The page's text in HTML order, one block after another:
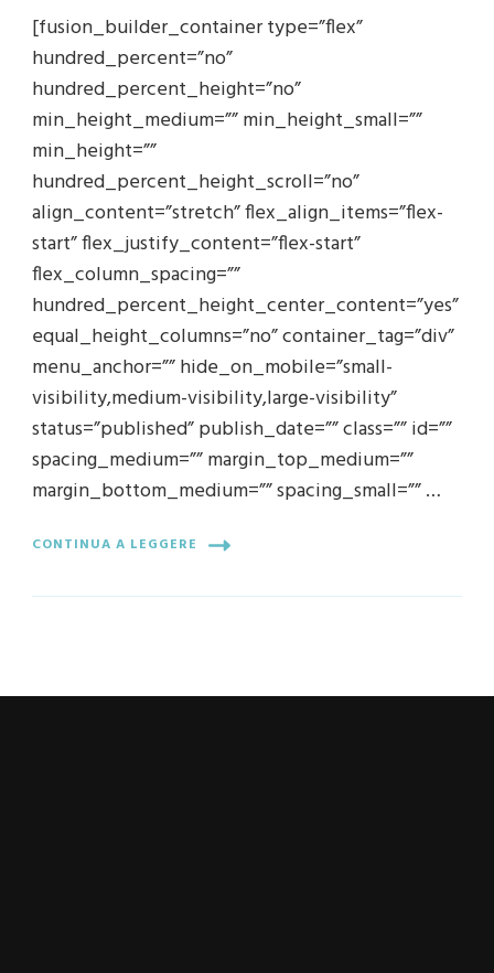
[fusion_builder_container type=”flex”
hundred_percent=”no”
hundred_percent_height=”no”
min_height_medium=”” min_height_small=””
min_height=””
hundred_percent_height_scroll=”no”
align_content=”stretch” flex_align_items=”flex-
start” flex_justify_content=”flex-start”
flex_column_spacing=””
hundred_percent_height_center_content=”yes”
equal_height_columns=”no” container_tag=”div”
menu_anchor=”” hide_on_mobile=”small-
visibility,medium-visibility,large-visibility”
status=”published” publish_date=”” class=”” id=””
spacing_medium=”” margin_top_medium=””
margin_bottom_medium=”” spacing_small=”” …
CONTINUA A LEGGERE